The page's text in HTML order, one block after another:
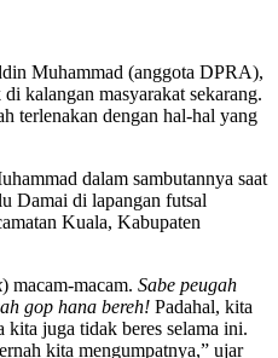
Muhammad (anggota DPRA),
kalangan masyarakat sekarang.
terlenakan dengan hal-hal yang
dalam sambutannya saat
Damai di lapangan futsal
Kuala, Kabupaten
) macam-macam. Sabe peugah
gop hana bereh! Padahal, kita
juga tidak beres selama ini.
kita mengumpatnya,” ujar